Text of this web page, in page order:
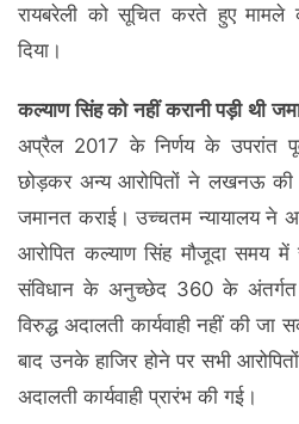
रायबरेली को सूचित करते हुए
दिया।
कल्याण सिंह को नहीं करानी पड़ी थी
अप्रैल 2017 के निर्णय के उपरांत
छोड़कर अन्य आरोपितों ने लखनऊ की
जमानत कराई। उच्चतम न्यायालय ने
आरोपित कल्याण सिंह मौजूदा समय में
संविधान के अनुच्छेद 360 के
विरुद्ध अदालती कार्यवाही नहीं की
बाद उनके हाजिर होने पर सभी
अदालती कार्यवाही प्रारंभ की गई।